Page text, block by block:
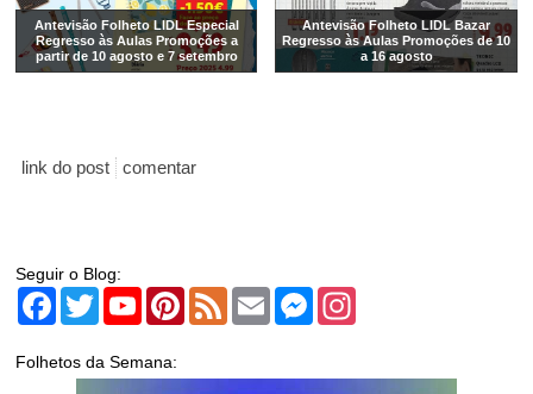
Antevisão Folheto LIDL Especial
Regresso às Aulas Promoções a
partir de 10 agosto e 7 setembro
Antevisão Folheto LIDL Bazar
Regresso às Aulas Promoções de 10
a 16 agosto
link do post comentar
Seguir o Blog:
Facebook
TwitterYouTubePinterest
Feed Email Messenger
Folhetos da Semana: